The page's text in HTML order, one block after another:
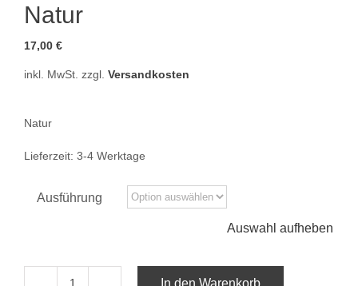
Natur
17,00 €
inkl. MwSt. zzgl. Versandkosten
Natur
Lieferzeit: 3-4 Werktage
Ausführung
Auswahl aufheben
In den Warenkorb